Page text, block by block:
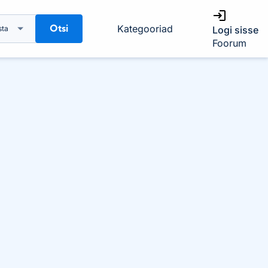
Otsi Kategooriad
Logi sisse
Foorum